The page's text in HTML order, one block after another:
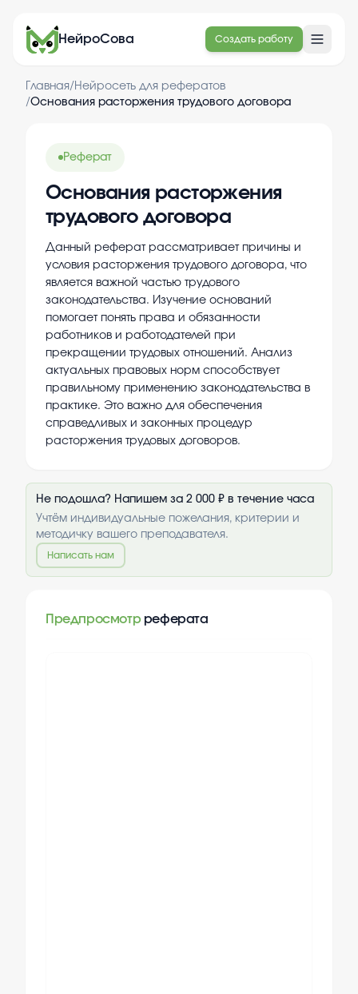
НейроСова Создать работу
Главная/ Нейросеть для рефератов
/Основания расторжения трудового договора
Реферат
Основания расторжения
трудового договора
Данный реферат рассматривает причины и
условия расторжения трудового договора, что
является важной частью трудового
законодательства. Изучение оснований
помогает понять права и обязанности
работников и работодателей при
прекращении трудовых отношений. Анализ
актуальных правовых норм способствует
правильному применению законодательства в
практике. Это важно для обеспечения
справедливых и законных процедур
расторжения трудовых договоров.
Не подошла? Напишем за 2 000 ₽ в течение часа
Учтём индивидуальные пожелания, критерии и
методичку вашего преподавателя.
Написать нам
Предпросмотр реферата